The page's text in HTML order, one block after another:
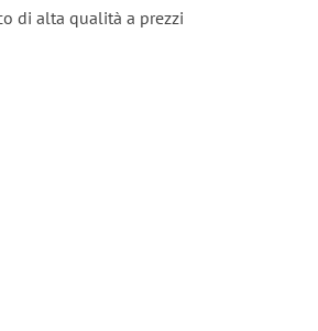
di alta qualità a prezzi